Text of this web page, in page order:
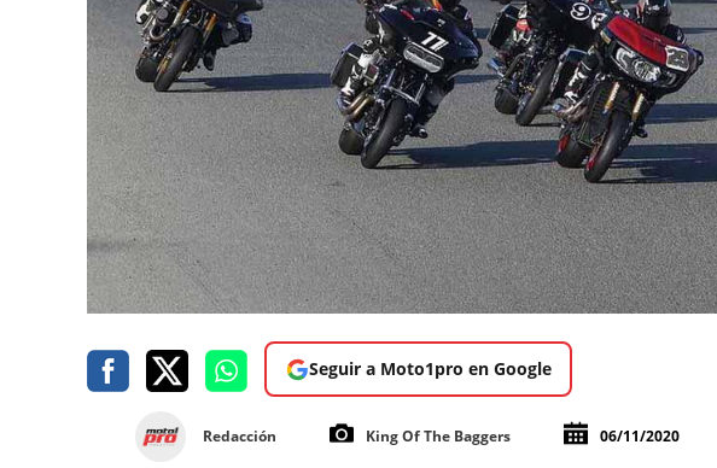
Seguir a Moto1pro en Google
Redacción King Of The Baggers 06/11/2020